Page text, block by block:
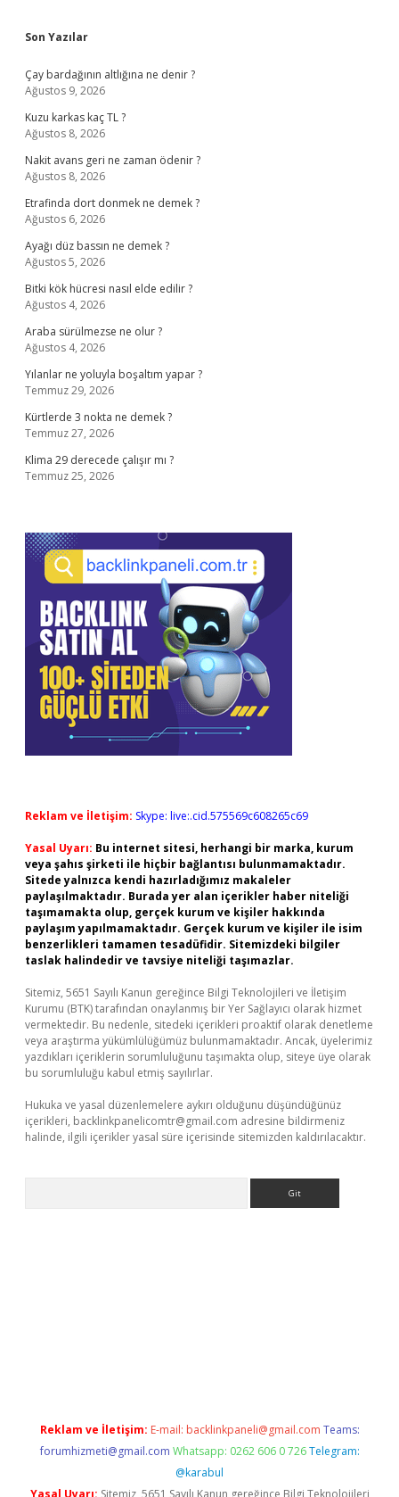
Sidebar
Son Yazılar
Çay bardağının altlığına ne denir ?
Ağustos 9, 2026
Kuzu karkas kaç TL ?
Ağustos 8, 2026
Nakit avans geri ne zaman ödenir ?
Ağustos 8, 2026
Etrafinda dort donmek ne demek ?
Ağustos 6, 2026
Ayağı düz bassın ne demek ?
Ağustos 5, 2026
Bitki kök hücresi nasıl elde edilir ?
Ağustos 4, 2026
Araba sürülmezse ne olur ?
Ağustos 4, 2026
Yılanlar ne yoluyla boşaltım yapar ?
Temmuz 29, 2026
Kürtlerde 3 nokta ne demek ?
Temmuz 27, 2026
Klima 29 derecede çalışır mı ?
Temmuz 25, 2026
Reklam ve İletişim: Skype: live:.cid.575569c608265c69
Yasal Uyarı: Bu internet sitesi, herhangi bir marka, kurum
veya şahıs şirketi ile hiçbir bağlantısı bulunmamaktadır.
Sitede yalnızca kendi hazırladığımız makaleler
paylaşılmaktadır. Burada yer alan içerikler haber niteliği
taşımamakta olup, gerçek kurum ve kişiler hakkında
paylaşım yapılmamaktadır. Gerçek kurum ve kişiler ile isim
benzerlikleri tamamen tesadüfidir. Sitemizdeki bilgiler
taslak halindedir ve tavsiye niteliği taşımazlar.
Sitemiz, 5651 Sayılı Kanun gereğince Bilgi Teknolojileri ve İletişim
Kurumu (BTK) tarafından onaylanmış bir Yer Sağlayıcı olarak hizmet
vermektedir. Bu nedenle, sitedeki içerikleri proaktif olarak denetleme
veya araştırma yükümlülüğümüz bulunmamaktadır. Ancak, üyelerimiz
yazdıkları içeriklerin sorumluluğunu taşımakta olup, siteye üye olarak
bu sorumluluğu kabul etmiş sayılırlar.
Hukuka ve yasal düzenlemelere aykırı olduğunu düşündüğünüz
içerikleri, backlinkpanelicomtr@gmail.com adresine bildirmeniz
halinde, ilgili içerikler yasal süre içerisinde sitemizden kaldırılacaktır.
Reklam ve İletişim: E-mail: backlinkpaneli@gmail.com Teams:
forumhizmeti@gmail.com Whatsapp: 0262 606 0 726 Telegram:
@karabul
Yasal Uyarı: Sitemiz, 5651 Sayılı Kanun gereğince Bilgi Teknolojileri